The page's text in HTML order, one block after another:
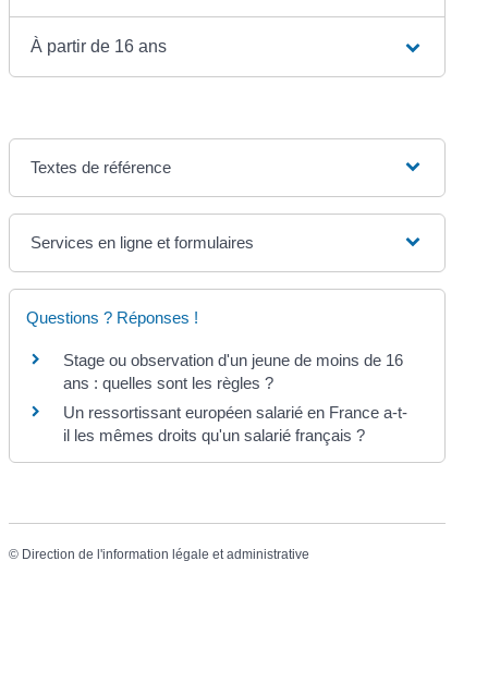
À partir de 16 ans
Textes de référence
Services en ligne et formulaires
Questions ? Réponses !
Stage ou observation d'un jeune de moins de 16
ans : quelles sont les règles ?
Un ressortissant européen salarié en France a-t-
il les mêmes droits qu'un salarié français ?
© Direction de l'information légale et administrative